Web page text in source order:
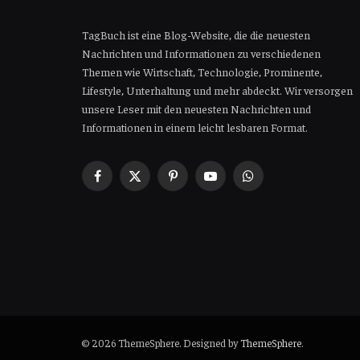
TagBuch ist eine Blog-Website, die die neuesten
Nachrichten und Informationen zu verschiedenen
Themen wie Wirtschaft, Technologie, Prominente,
Lifestyle, Unterhaltung und mehr abdeckt. Wir versorgen
unsere Leser mit den neuesten Nachrichten und
Informationen in einem leicht lesbaren Format.
Facebook
X
PinterestYouTubeWhatsApp
© 2026 ThemeSphere. Designed byThemeSphere.